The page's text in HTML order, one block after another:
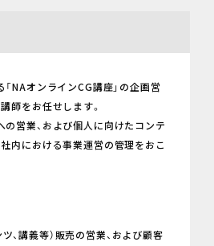
NAオンラインCG講座」の企画営
師をお任せします。
営業、および個人に向けたコンテ
内における事業運営の管理をおこ
、講義等）販売の営業、および顧客